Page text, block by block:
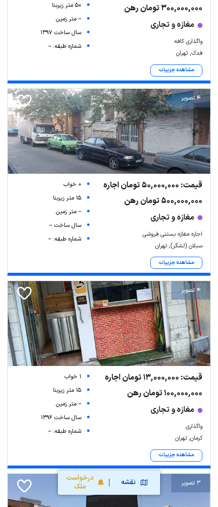
نقشه
درخواست
ملک
300,000,000 تومان رهن
مغازه و تجاری
واگذاری کافه
فدک, تهران
مشاهده جزییات
50 متر زیربنا
-- متر زمین
سال ساخت 1397
شماره طبقه: --
4 تصویر
قیمت: 50,000,000 تومان اجاره
500,000,000 تومان رهن
مغازه و تجاری
اجاره مغازه بستنی فروشی
سبلان (لشگر), تهران
مشاهده جزییات
0 خواب
15 متر زیربنا
-- متر زمین
سال ساخت --
شماره طبقه: --
4 تصویر
قیمت: 13,000,000 تومان اجاره
100,000,000 تومان رهن
مغازه و تجاری
واگذاری
کرمان, تهران
مشاهده جزییات
1 خواب
15 متر زیربنا
-- متر زمین
سال ساخت 1396
شماره طبقه: --
3 تصویر